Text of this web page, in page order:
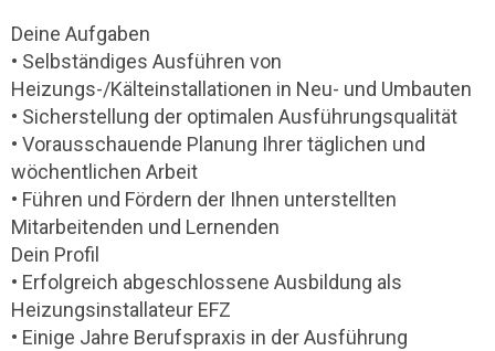
Deine Aufgaben
• Selbständiges Ausführen von
Heizungs-/Kälteinstallationen in Neu- und Umbauten
• Sicherstellung der optimalen Ausführungsqualität
• Vorausschauende Planung Ihrer täglichen und
wöchentlichen Arbeit
• Führen und Fördern der Ihnen unterstellten
Mitarbeitenden und Lernenden
Dein Profil
• Erfolgreich abgeschlossene Ausbildung als
Heizungsinstallateur EFZ
• Einige Jahre Berufspraxis in der Ausführung